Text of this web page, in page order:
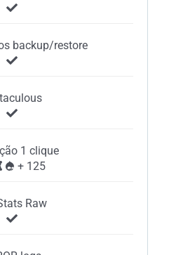
backup/restore
1 clique
+ 125
Raw